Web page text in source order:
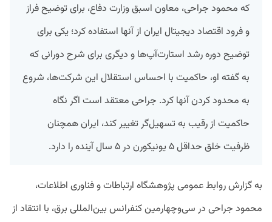
که محمود جراحی، معاون اسبق وزارت دفاع، برای توضیح فراز
و فرود اقتصاد دیجیتال ایران از آنها استفاده کرد؛ یکی برای
توضیح دوره رشد استارت‌آپ‌ها و دیگری برای شرح دورانی که
به گفته او، حاکمیت با احساس استقلال این شرکت‌ها، شروع
به محدود کردن آنها کرد. جراحی معتقد است اگر نگاه
حاکمیت از رقیب به تسهیل‌گر تغییر کند، ایران همچنان
ظرفیت خلق حداقل ۵ یونیکورن در ۵ سال آینده را دارد.
به گزارش روابط عمومی پژوهشگاه ارتباطات و فناوری اطلاعات،
محمود جراحی در سی‌وچهارمین کنفرانس بین‌المللی برق، با انتقاد از